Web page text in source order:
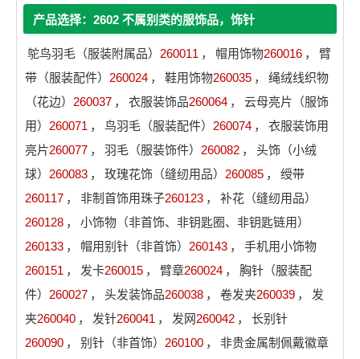
产品选择：2602 不属别类的服饰品，饰针
鸵鸟羽毛（服装附属品） 260011 ， 帽用饰物260016 ，
臂
带（服装配件） 260024 ， 鞋用饰物260035 ，
绳绒线织物
（花边） 260037 ， 衣服装饰品260064 ，
云母亮片（服饰
用） 260071 ， 鸟羽毛（服装配件） 260074 ，
衣服装饰用
亮片260077 ， 羽毛（服装饰件） 260082 ，
头饰（小绒
球） 260083 ， 玫瑰花饰（缝纫用品） 260085 ，
绶带
260117 ， 非制首饰用珠子260123 ，
补花（缝纫用品）
260128 ，
小饰物（非首饰、非钥匙圈、非钥匙链用）
260133 ， 帽用别针（非首饰） 260143 ，
手机用小饰物
260151 ， 发卡260015 ， 臂章260024 ，
胸针（服装配
件） 260027 ， 头发装饰品260038 ， 卷发夹260039 ，
发
夹260040 ， 发针260041 ， 发网260042 ，
长别针
260090 ， 别针（非首饰） 260100 ，
非贵金属制佩戴徽章